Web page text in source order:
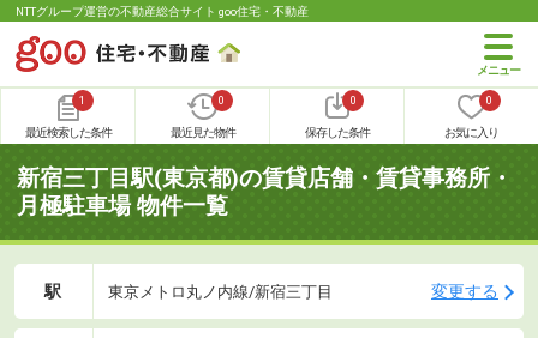
NTTグループ運営の不動産総合サイト goo住宅・不動産
1
最近検索した条件
0
最近見た物件
0
保存した条件
0
お気に入り
新宿三丁目駅(東京都)の賃貸店舗・賃貸事務所・
月極駐車場 物件一覧
駅 東京メトロ丸ノ内線/新宿三丁目 変更する